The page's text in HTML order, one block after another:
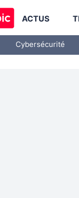
ACTUS
Cybersécurité